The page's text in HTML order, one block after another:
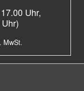
Uhr,
MwSt.